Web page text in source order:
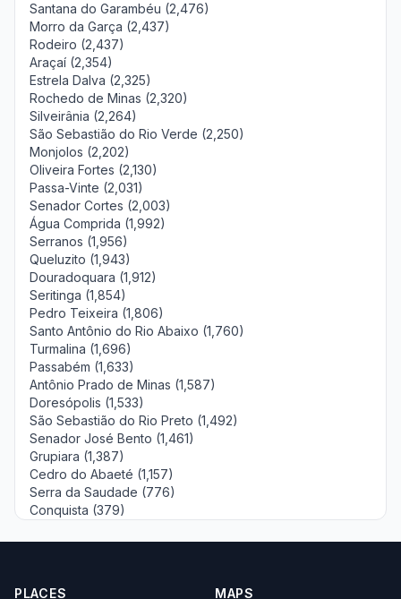
Santana do Garambéu (2,476)
Morro da Garça (2,437)
Rodeiro (2,437)
Araçaí (2,354)
Estrela Dalva (2,325)
Rochedo de Minas (2,320)
Silveirânia (2,264)
São Sebastião do Rio Verde (2,250)
Monjolos (2,202)
Oliveira Fortes (2,130)
Passa-Vinte (2,031)
Senador Cortes (2,003)
Água Comprida (1,992)
Serranos (1,956)
Queluzito (1,943)
Douradoquara (1,912)
Seritinga (1,854)
Pedro Teixeira (1,806)
Santo Antônio do Rio Abaixo (1,760)
Turmalina (1,696)
Passabém (1,633)
Antônio Prado de Minas (1,587)
Doresópolis (1,533)
São Sebastião do Rio Preto (1,492)
Senador José Bento (1,461)
Grupiara (1,387)
Cedro do Abaeté (1,157)
Serra da Saudade (776)
Conquista (379)
PLACES MAPS